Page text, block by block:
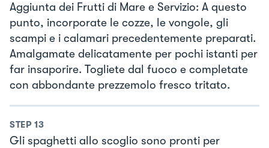
Aggiunta dei Frutti di Mare e Servizio: A questo
punto, incorporate le cozze, le vongole, gli
scampi e i calamari precedentemente preparati.
Amalgamate delicatamente per pochi istanti per
far insaporire. Togliete dal fuoco e completate
con abbondante prezzemolo fresco tritato.
STEP 13
Gli spaghetti allo scoglio sono pronti per